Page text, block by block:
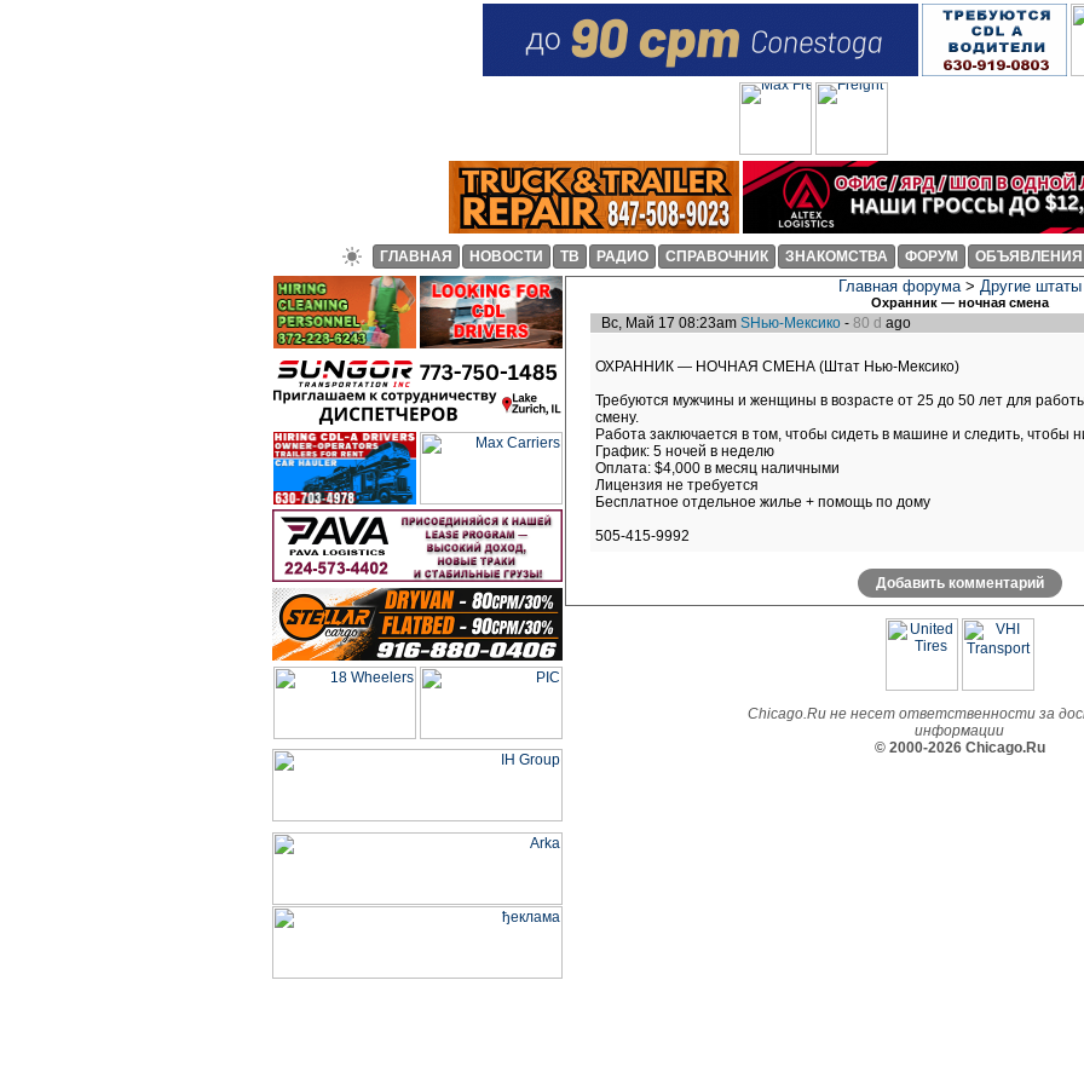
ГЛАВНАЯ НОВОСТИ ТВ РАДИО СПРАВОЧНИК ЗНАКОМСТВА ФОРУМ ОБЪЯВЛЕНИЯ
Главная форума> Другие штаты
Охранник — ночная смена
Вс, Май 17 08:23amSНью-Мексико -80 d ago
ОХРАННИК — НОЧНАЯ СМЕНА (Штат Нью-Мексико)
Требуются мужчины и женщины в возрасте от 25 до 50 лет для
смену.
Работа заключается в том, чтобы сидеть в машине и следить, чтобы
График: 5 ночей в неделю
Оплата: $4,000 в месяц наличными
Лицензия не требуется
Бесплатное отдельное жилье + помощь по дому
505-415-9992
Добавить комментарий
Chicago.Ru не несет ответственности за
информации
© 2000-2026 Chicago.Ru